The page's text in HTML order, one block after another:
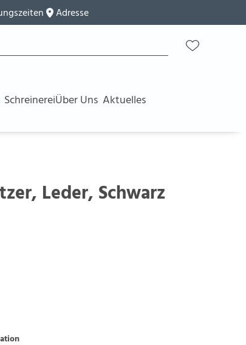
Adresse
SchreinereiÜber Uns Aktuelles
Leder, Schwarz